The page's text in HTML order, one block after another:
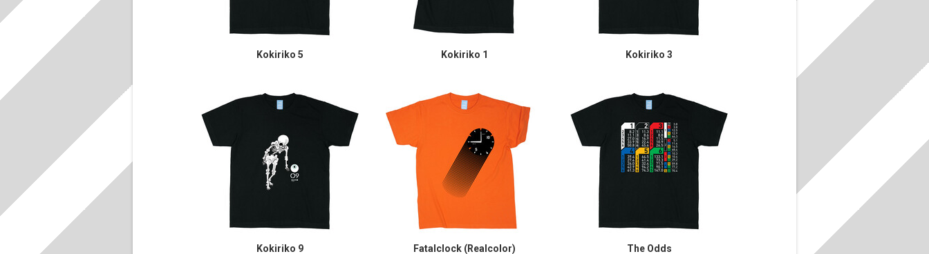
Kokiriko 5 Kokiriko 1 Kokiriko 3
Kokiriko 9 Fatalclock (Realcolor) The Odds